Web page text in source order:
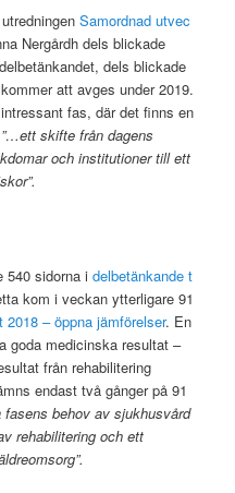
Samordnad utvec
Nergårdh dels blickade
dels blickade
att avges under 2019.
fas, där det finns en
”…ett skifte från dagens
och institutioner till ett
540 sidorna idelbetänkande t
kom i veckan ytterligare 91
– öppna jämförelser. En
goda medicinska resultat –
från rehabilitering
endast två gånger på 91
fasens behov av sjukhusvård
rehabilitering och ett